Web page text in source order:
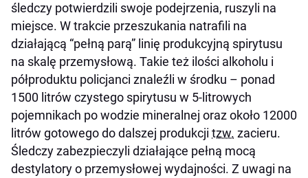
śledczy potwierdzili swoje podejrzenia, ruszyli na
miejsce. W trakcie przeszukania natrafili na
działającą “pełną parą” linię produkcyjną spirytusu
na skalę przemysłową. Takie też ilości alkoholu i
półproduktu policjanci znaleźli w środku – ponad
1500 litrów czystego spirytusu w 5-litrowych
pojemnikach po wodzie mineralnej oraz około 12000
litrów gotowego do dalszej produkcji tzw. zacieru.
Śledczy zabezpieczyli działające pełną mocą
destylatory o przemysłowej wydajności. Z uwagi na